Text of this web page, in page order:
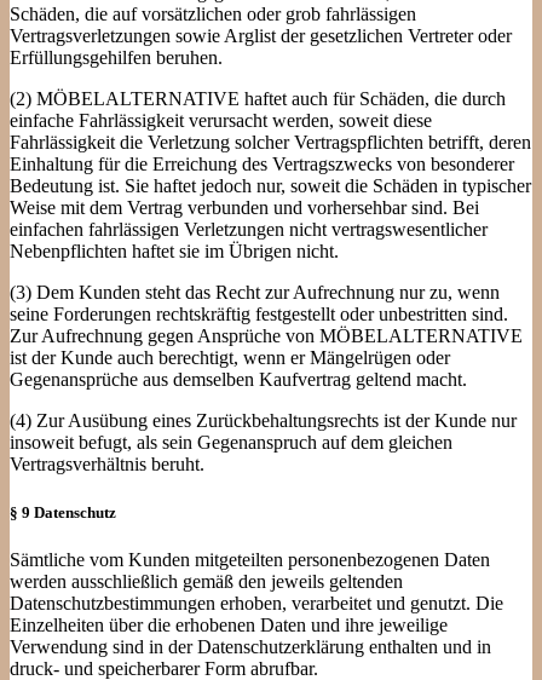
Schäden, die auf vorsätzlichen oder grob fahrlässigen
Vertragsverletzungen sowie Arglist der gesetzlichen Vertreter oder
Erfüllungsgehilfen beruhen.
(2) MÖBELALTERNATIVE haftet auch für Schäden, die durch
einfache Fahrlässigkeit verursacht werden, soweit diese
Fahrlässigkeit die Verletzung solcher Vertragspflichten betrifft, deren
Einhaltung für die Erreichung des Vertragszwecks von besonderer
Bedeutung ist. Sie haftet jedoch nur, soweit die Schäden in typischer
Weise mit dem Vertrag verbunden und vorhersehbar sind. Bei
einfachen fahrlässigen Verletzungen nicht vertragswesentlicher
Nebenpflichten haftet sie im Übrigen nicht.
(3) Dem Kunden steht das Recht zur Aufrechnung nur zu, wenn
seine Forderungen rechtskräftig festgestellt oder unbestritten sind.
Zur Aufrechnung gegen Ansprüche von MÖBELALTERNATIVE
ist der Kunde auch berechtigt, wenn er Mängelrügen oder
Gegenansprüche aus demselben Kaufvertrag geltend macht.
(4) Zur Ausübung eines Zurückbehaltungsrechts ist der Kunde nur
insoweit befugt, als sein Gegenanspruch auf dem gleichen
Vertragsverhältnis beruht.
§ 9 Datenschutz
Sämtliche vom Kunden mitgeteilten personenbezogenen Daten
werden ausschließlich gemäß den jeweils geltenden
Datenschutzbestimmungen erhoben, verarbeitet und genutzt. Die
Einzelheiten über die erhobenen Daten und ihre jeweilige
Verwendung sind in der Datenschutzerklärung enthalten und in
druck- und speicherbarer Form abrufbar.